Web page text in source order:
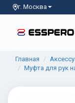
г. Москва
Главная
Муфта для рук